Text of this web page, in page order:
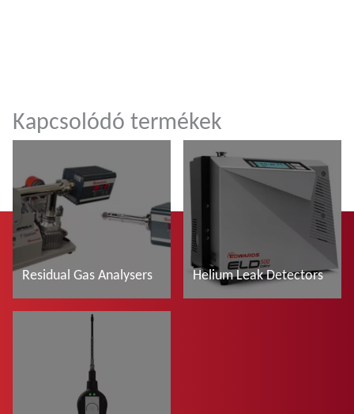
Kapcsolódó termékek
Residual Gas Analysers
További tudnivalók
Helium Leak Detectors